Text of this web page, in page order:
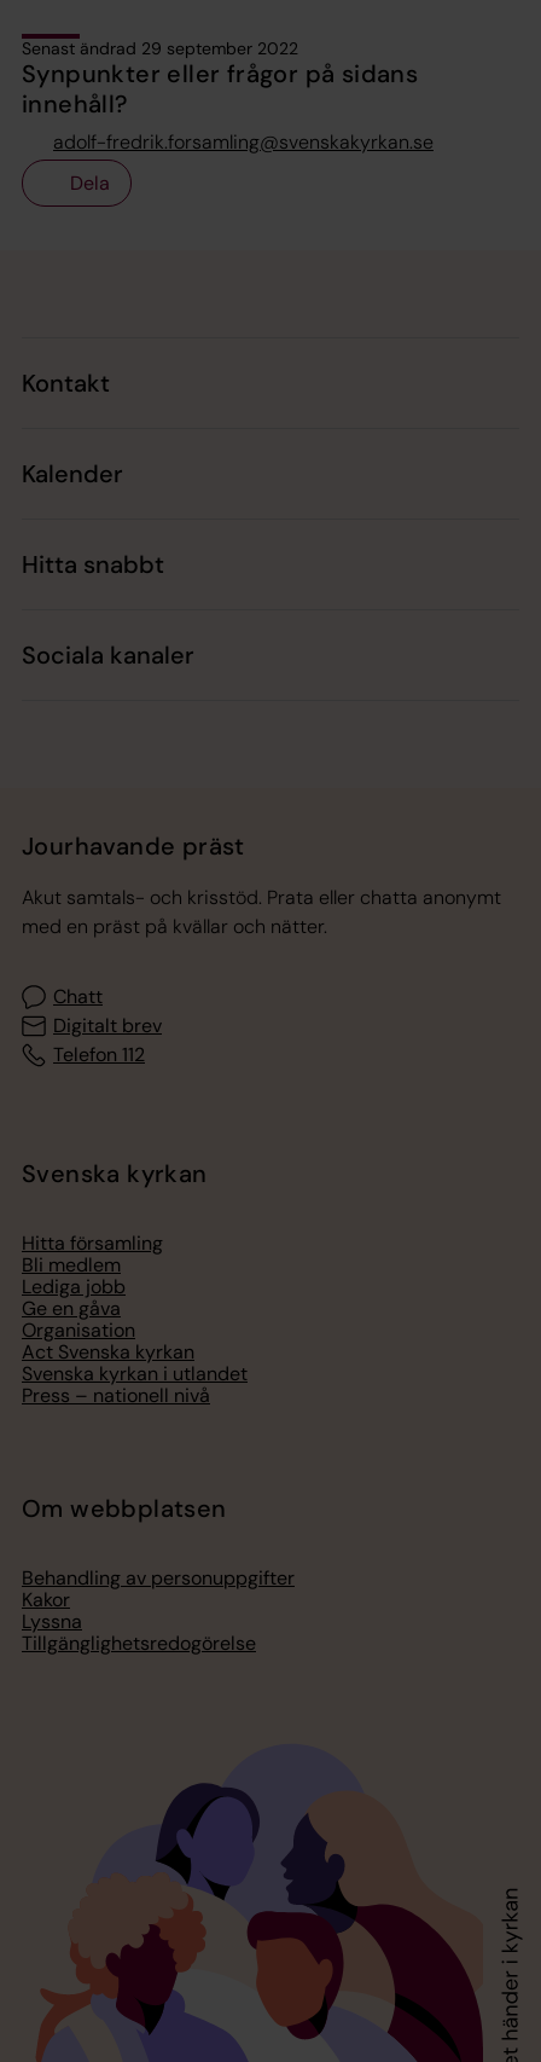
Senast ändrad 29 september 2022
Synpunkter eller frågor på sidans
innehåll?
adolf-fredrik.forsamling@svenskakyrkan.se
Dela
Kontakt
Kalender
Hitta snabbt
Sociala kanaler
Jourhavande präst
Akut samtals- och krisstöd. Prata eller chatta anonymt
med en präst på kvällar och nätter.
Chatt
Digitalt brev
Telefon 112
Svenska kyrkan
Hitta församling
Bli medlem
Lediga jobb
Ge en gåva
Organisation
Act Svenska kyrkan
Svenska kyrkan i utlandet
Press – nationell nivå
Om webbplatsen
Behandling av personuppgifter
Kakor
Lyssna
Tillgänglighetsredogörelse